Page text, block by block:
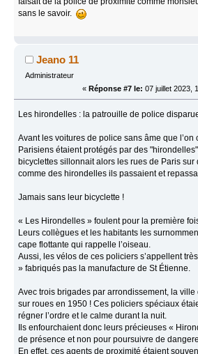
sans le savoir.
Jeano 11
Administrateur
« Réponse #7 le: 07 juillet 2023,
Les hirondelles : la patrouille de police
Avant les voitures de police sans âme que
Parisiens étaient protégés par des
bicyclettes sillonnait alors les rues de Paris sur
comme des hirondelles ils passaient et
Jamais sans leur bicyclette !
« Les Hirondelles » foulent pour la première
Leurs collègues et les habitants les
cape flottante qui rappelle l’oiseau.
Aussi, les vélos de ces policiers s’appellent
» fabriqués pas la manufacture de St Étienne.
Avec trois brigades par arrondissement, la
sur roues en 1950 ! Ces policiers spéciaux
régner l’ordre et le calme durant la nuit.
Ils enfourchaient donc leurs précieuses «
de présence et non pour poursuivre de
En effet, ces agents de proximité étaient